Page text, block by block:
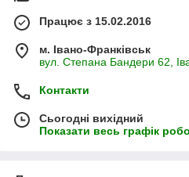
Працює з 15.02.2016
м. Івано-Франківськ
вул. Степана Бандери 62,
Контакти
Сьогодні вихідний
Показати весь графік